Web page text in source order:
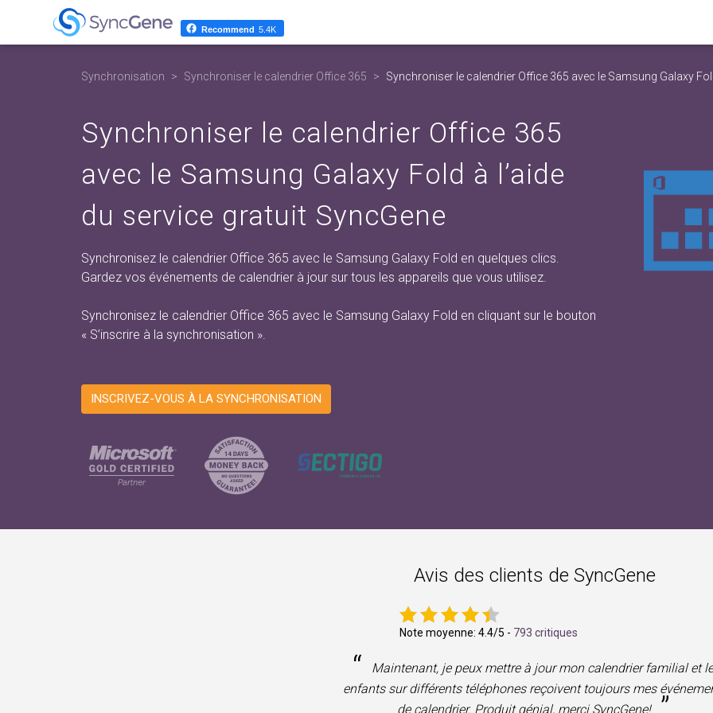
Synchronisation Synchroniser le calendrier Office 365 Synchroniser le calendrier Office 365 avec le Samsung Galaxy
Synchroniser le calendrier Office 365
avec le Samsung Galaxy Fold à l’aide
du service gratuit SyncGene
Synchronisez le calendrier Office 365 avec le Samsung Galaxy Fold en quelques clics.
Gardez vos événements de calendrier à jour sur tous les appareils que vous utilisez.
Synchronisez le calendrier Office 365 avec le Samsung Galaxy Fold en cliquant sur le bouton
« S’inscrire à la synchronisation ».
INSCRIVEZ-VOUS À LA SYNCHRONISATION
Avis des clients de SyncGene
Note moyenne: 4.4/5 - 793 critiques
“
Maintenant, je peux mettre à jour mon calendrier familial et
enfants sur différents téléphones reçoivent toujours mes
de calendrier. Produit génial, merci SyncGene!
Recommend 5.4K